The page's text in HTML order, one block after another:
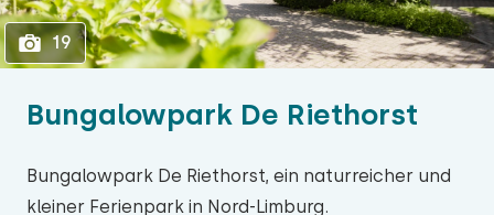
Bungalowpark De Riethorst
Bungalowpark De Riethorst, ein naturreicher und
kleiner Ferienpark in Nord-Limburg.
19